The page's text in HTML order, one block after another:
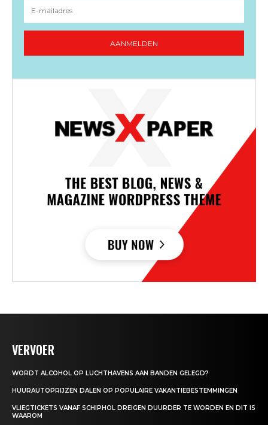
AANMELDEN
VERVOER
WORDT ALCOHOL OP LUCHTHAVENS AAN BANDEN GELEGD?
HUURAUTOPRIJZEN DALEN OP POPULAIRE VAKANTIEBESTEMMINGEN
VLIEGTICKETS VANAF SCHIPHOL DREIGEN DUURDER TE WORDEN EN DIT IS
WAAROM